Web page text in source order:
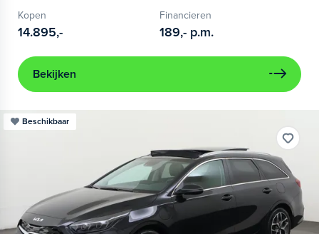
Kopen
14.895,-
Financieren
189,- p.m.
Bekijken
Beschikbaar